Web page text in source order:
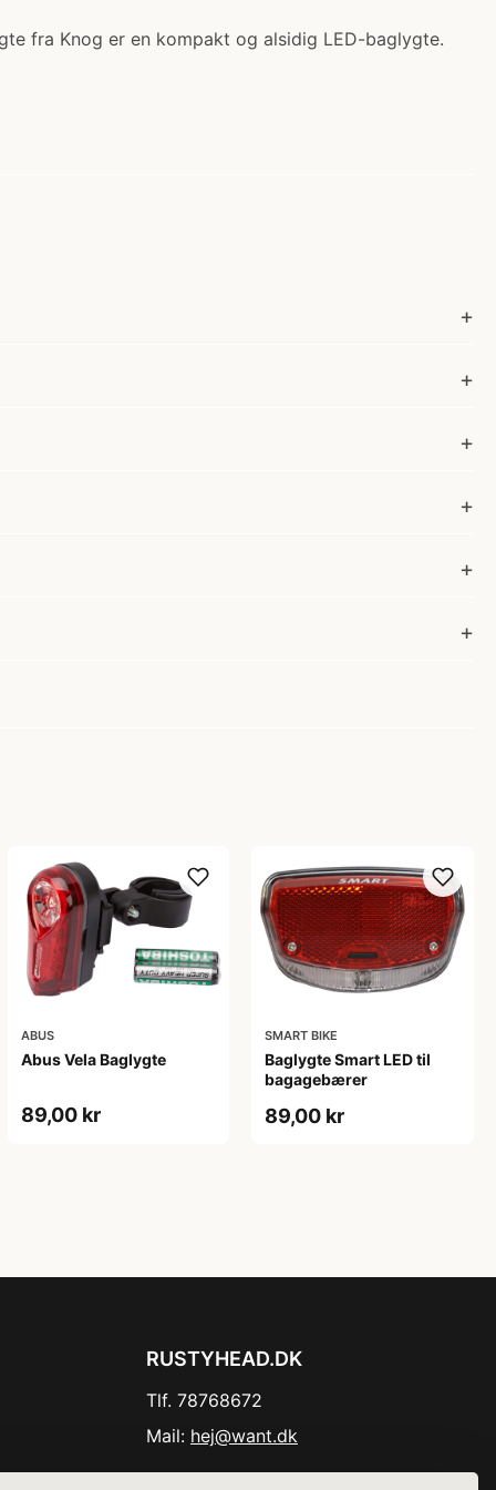
fra Knog er en kompakt og alsidig LED-baglygte.
ABUS
Abus Vela Baglygte
89,00 kr
SMART BIKE
Baglygte Smart LED til
bagagebærer
89,00 kr
RUSTYHEAD.DK
Tlf. 78768672
Mail: hej@want.dk